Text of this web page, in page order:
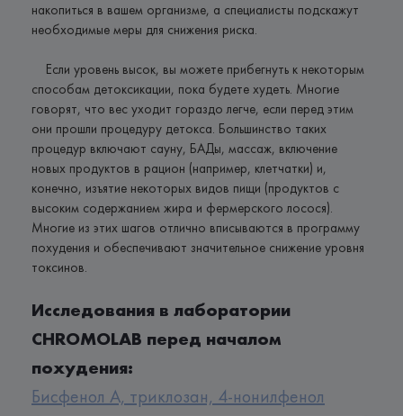
накопиться в вашем организме, а специалисты подскажут
необходимые меры для снижения риска.
Если уровень высок, вы можете прибегнуть к некоторым
способам детоксикации, пока будете худеть. Многие
говорят, что вес уходит гораздо легче, если перед этим
они прошли процедуру детокса. Большинство таких
процедур включают сауну, БАДы, массаж, включение
новых продуктов в рацион (например, клетчатки) и,
конечно, изъятие некоторых видов пищи (продуктов с
высоким содержанием жира и фермерского лосося).
Многие из этих шагов отлично вписываются в программу
похудения и обеспечивают значительное снижение уровня
токсинов.
Исследования в лаборатории
CHROMOLAB перед началом
похудения:
Бисфенол А, триклозан, 4-нонилфенол